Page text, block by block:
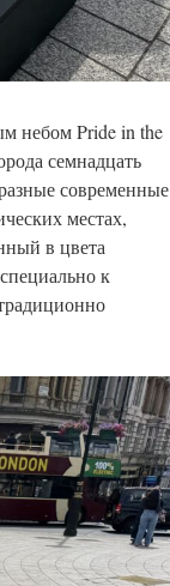
небом Pride in the
семнадцать
современные
местах,
в цвета
к